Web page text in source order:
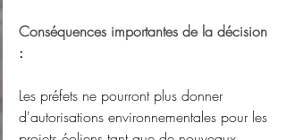
Conséquences importantes de la décision
:
Les préfets ne pourront plus donner
d'autorisations environnementales pour les